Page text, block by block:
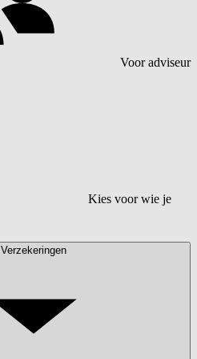
Voor adviseur
Kies voor wie je
Verzekeringen